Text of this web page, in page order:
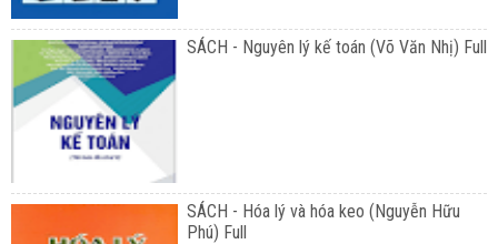
SÁCH - Nguyên lý kế toán (Võ Văn Nhị) Full
SÁCH - Hóa lý và hóa keo (Nguyễn Hữu
Phú) Full